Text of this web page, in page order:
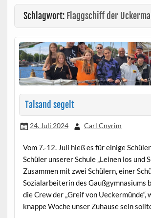
Schlagwort: Flaggschiff der
Talsand segelt
24. Juli 2024 Carl Cnyrim
Vom 7.-12. Juli hieß es für einige
Schüler unserer Schule „Leinen los und
Zusammen mit zwei Schülern, einer
Sozialarbeiterin des Gaußgymnasiums
die Crew der „Greif von Ueckermünde“,
knappe Woche unser Zuhause sein